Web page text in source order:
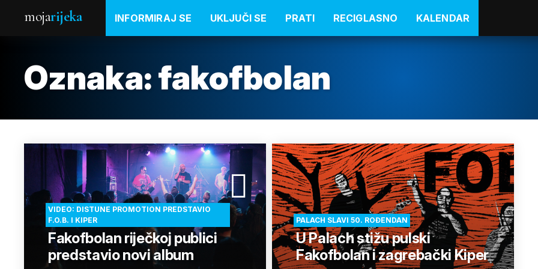
mojarijeka INFORMIRAJ SE UKLJUČI SE PRATI RECIGLASNO KALENDAR
Oznaka:fakofbolan
VIDEO: DISTUNE PROMOTION PREDSTAVIO
F.O.B. I KIPER
Fakofbolan riječkoj publici
predstavio novi album
PALACH SLAVI 50. ROĐENDAN
U Palach stižu pulski
Fakofbolan i zagrebački Kiper